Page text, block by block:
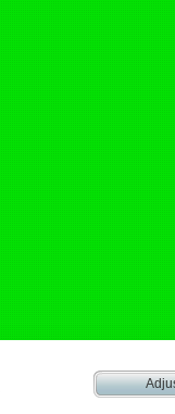
C.P. 56301 CZECH